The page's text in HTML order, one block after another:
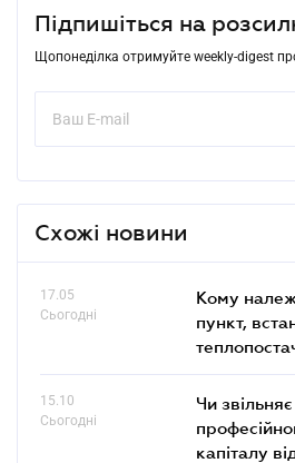
Підпишіться на
Щопонеділка отримуйте weekly-digest
Схожі новини
17.05
Сьогодні
Кому
пункт,
15.10
Сьогодні
Чи
капіталу